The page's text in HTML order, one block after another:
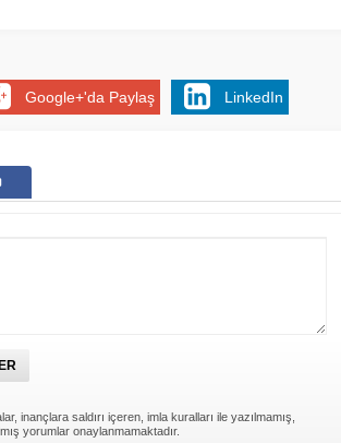
Google+'da Paylaş LinkedIn
inançlara saldırı içeren, imla kuralları ile yazılmamış,
yorumlar onaylanmamaktadır.